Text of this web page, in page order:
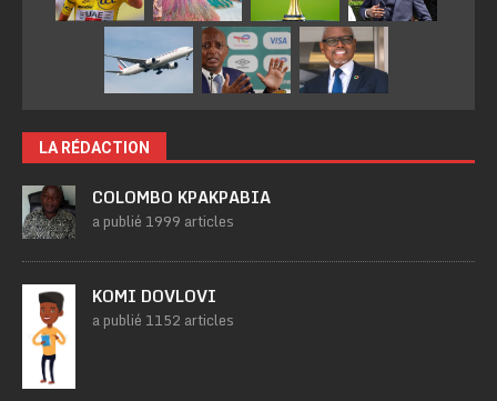
LA RÉDACTION
COLOMBO KPAKPABIA
a publié 1999 articles
KOMI DOVLOVI
a publié 1152 articles